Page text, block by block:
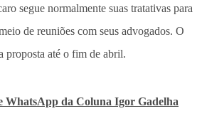
segue normalmente suas tratativas para
de reuniões com seus advogados. O
proposta até o fim de abril.
WhatsApp da Coluna Igor Gadelha